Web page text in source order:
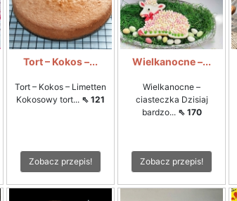
Tort – Kokos –...
Tort – Kokos – Limetten
Kokosowy tort... ⇖ 121
Zobacz przepis!
Wielkanocne –...
Wielkanocne –
ciasteczka Dzisiaj
bardzo... ⇖ 170
Zobacz przepis!